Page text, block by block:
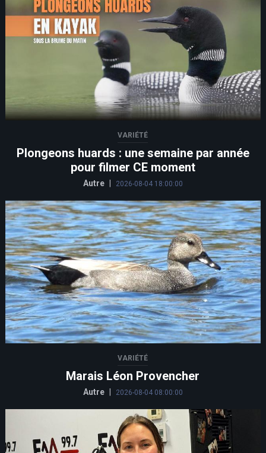
VARIÉTÉ
Plongeons huards : une semaine par année
pour filmer CE moment
Autre | 2026-08-04 18:00:00
VARIÉTÉ
Marais Léon Provencher
Autre 2026-08-04 08:00:00